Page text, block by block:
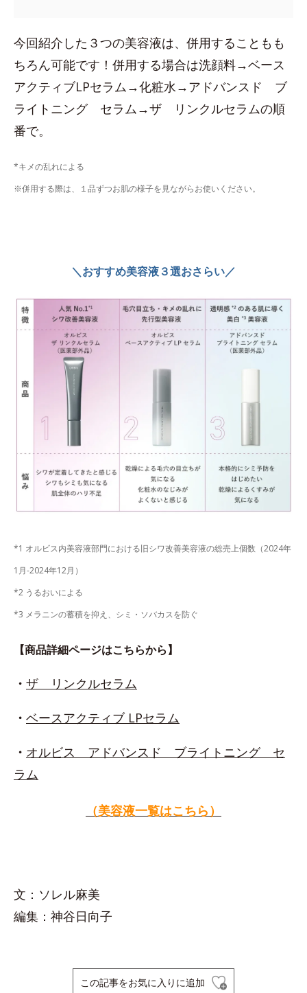
今回紹介した３つの美容液は、併用することもも
ちろん可能です！併用する場合は洗顔料→ベース
アクティブLPセラム→化粧水→アドバンスド ブ
ライトニング セラム→ザ リンクルセラムの順
番で。
*キメの乱れによる
※併用する際は、１品ずつお肌の様子を見ながらお使いください。
＼おすすめ美容液３選おさらい／
*1 オルビス内美容液部門における旧シワ改善美容液の総売上個数（2024年
1月-2024年12月）
*2 うるおいによる
*3 メラニンの蓄積を抑え、シミ・ソバカスを防ぐ
【商品詳細ページはこちらから】
・ ザ リンクルセラム
・ ベースアクティブ LPセラム
・ オルビス アドバンスド ブライトニング セ
ラム
（美容液一覧はこちら）
文：ソレル麻美
編集：神谷日向子
この記事をお気に入りに追加